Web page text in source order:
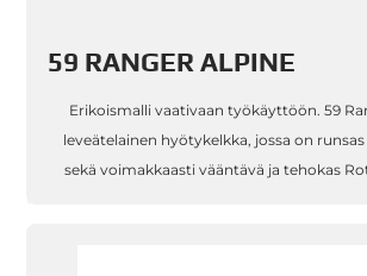
59 RANGER ALPINE
Erikoismalli vaativaan työkäyttöön. 59
leveätelainen hyötykelkka, jossa on
sekä voimakkaasti vääntävä ja tehokas